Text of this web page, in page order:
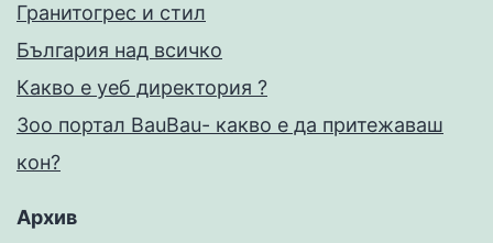
Гранитогрес и стил
България над всичко
Какво е уеб директория ?
Зоо портал BauBau- какво е да притежаваш
кон?
Архив